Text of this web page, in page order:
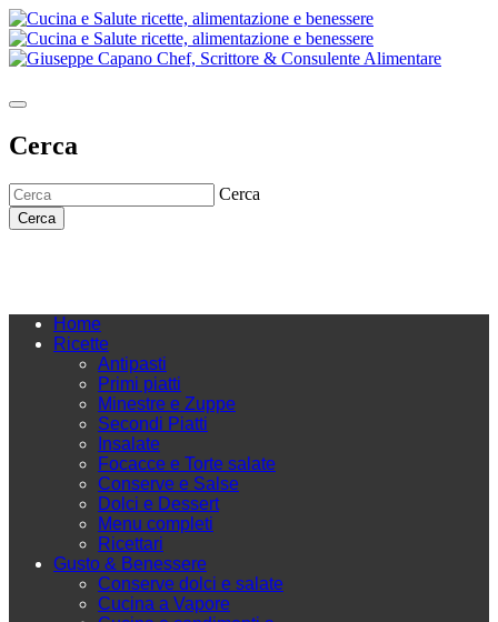
Cerca
Cerca
Cerca
Home
Ricette
Antipasti
Primi piatti
Minestre e Zuppe
Secondi Piatti
Insalate
Focacce e Torte salate
Conserve e Salse
Dolci e Dessert
Menu completi
Ricettari
Gusto & Benessere
Conserve dolci e salate
Cucina a Vapore